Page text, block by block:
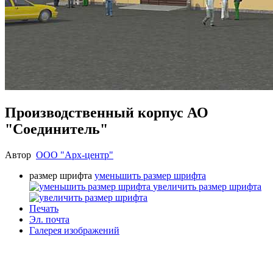
Производственный корпус АО
"Соединитель"
Автор ООО "Арх-центр"
размер шрифта уменьшить размер шрифта
увеличить размер шрифта
Печать
Эл. почта
Галерея изображений